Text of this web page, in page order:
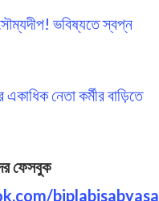
ভবিষ্যতে স্বপ্ন
নেতা কর্মীর বাড়িতে
ফেসবুক